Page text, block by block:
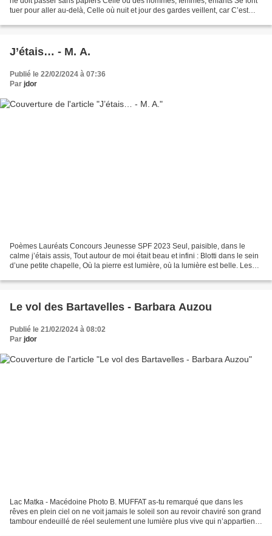
tuer pour aller au-delà, Celle où nuit et jour des gardes veillent, car C’est
J’étais… - M. A.
Publié le 22/02/2024 à 07:36
Par jdor
Poèmes Lauréats Concours Jeunesse SPF 2023 Seul, paisible, dans le
calme j’étais assis, Tout autour de moi était beau et infini : Blotti dans le sein
d’une petite chapelle, Où la pierre est lumière, où la lumière est belle. Les
Le vol des Bartavelles - Barbara Auzou
Publié le 21/02/2024 à 08:02
Par jdor
Lac Matka - Macédoine Photo B. MUFFAT as-tu remarqué que dans les
rêves en plein ciel on ne voit jamais le soleil son au revoir chaviré son grand
tambour endeuillé de réel seulement une lumière plus vive qui n’appartient